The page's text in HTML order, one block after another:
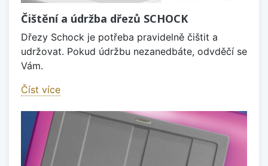
Čištění a údržba dřezů SCHOCK
Dřezy Schock je potřeba pravidelně čištit a
udržovat. Pokud údržbu nezanedbáte, odvděčí se
Vám.
Číst více